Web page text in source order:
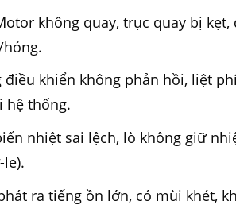
không quay, trục quay bị
điều khiển không phản hồi, liệt
hệ thống.
nhiệt sai lệch, lò không giữ
ra tiếng ồn lớn, có mùi khét,